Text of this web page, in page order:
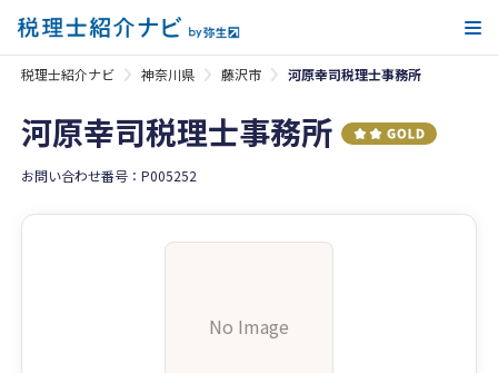
税理士紹介ナビ 神奈川県 藤沢市 河原幸司税理士事務所
河原幸司税理士事務所
お問い合わせ番号：P005252
No Image